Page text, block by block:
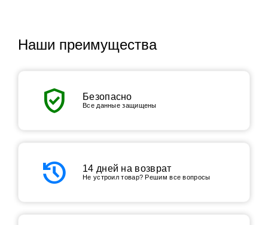
Наши преимущества
verified_user Безопасно
Все данные защищены
history 14 дней на возврат
Не устроил товар? Решим все вопросы